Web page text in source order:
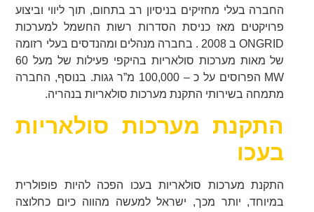
החברה בעלי מחזיקים בניסיון רב בתחום, תוך ליווי וביצוע
פרויקטים מאז כניסת הסדרות רשות החשמל למערכות
ONGRID ב 2008 . בחברה מנהלים ומהנדסים בעלי רזומה
של מאות מערכות סולאריות בהיקפי פעילות של מעל 60
MW הפרוסים על כ – 100,000 מ”ר גגות. בנוסף, החברה
מתמחה בשירותי התקנת מערכות סולאריות בנהריה.
התקנת מערכות סולאריות
בעכו
התקנת מערכות סולאריות בעכו הפכה להיות פופולרית
במיוחד, יותר מכך, ישראל למעשה מהווה כיום כחלוצה